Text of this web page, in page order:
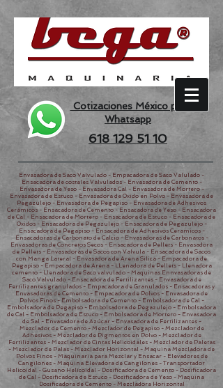
Cotizaciones México por
Whatsapp
618 129 51 10
Envasadora de Saco Valvulado - Empacadora de Saco Valulado -
Ensacadora de costales Valvulados - Envasadora de Cemento -
Envasadora de Yeso - Envasadora Cal - Envasadora de Mortero -
Envasadora de Estuco - Envasadora de Oxido en Polvo - Envasadora de
Pegazulejo - Envasadora de Pegapiso - Envasadora de Adhesivos
Cerámicos - Ensacadora de Cemento - Ensacadora de Yeso - Ensacadora
de Cal - Ensacadora de Mortero - Ensacadora de Estuco - Ensacadora de
Oxidos - Ensacadora de Pegazulejo - Ensacadora de Pegazulejo -
Ensacadora de Pegapiso - Ensacadora de Adhesivos Ceramicos -
Ensacadoras de Carbonato de Calcio - Envasadoras de Carbonatos -
Envasadoras de Concretos Secos - Ensacadora de Pellets - Envasadora
de Pellets - Envasadoras de Sacos con Valvula - Ensacadora de Sacos
con Manga Lateral - Envasadora de Arena Silica - Empacadora de
Pegapiso - Empacadora de Arena - LLenadora de Pellets - Llenadora
cemento - Llenadora de Saco valvulado - Maquinas Ennvasadoras de
Saco Valvulado - Ensacadora de Fertilizantes - Envasadora de
Fertilizantes granulados - Empacadora de Granulados - Ensacadoras y
Envasadoras de Cemento - Empacadora de Polvos - Envasadora de
Polvos Finos - Embolsadora de Cemento - Embolsadora de Cal -
Embolsadora de Pegapiso - Embolsadora de Pegazulejo - Embolsadora
de Cal - Embolsadora de Estuco - Embolsadora de Mortero - Envasadora
de Sal - Envasadora de Azúcar - Envasadora de Fertilizantes -
Mezclador de Cemento - Mezclador de Pegapiso - Mezclador de
Adhesivos - Mezclador de Pigmentos en Polvo - Mezclador de
Fertilizantes - Mezclador de Cintas Helicoidales - Mezclador de Paletas
- Mezclador de Palas - Mezclador Horizontal - Maquina Mezcladora de
Polvos Finos - Maquinaria para Mezclar y Ensacar - Elevadores de
Cangilones - Maquina Elevadora de Cangilones - Transportador
Helicoidal - Gusano Helicoidal - Dosificadora de Cemento - Dosificadora
de Cal - Dosificadora de Estuco - Dosificadora de Yeso - Maquina
Dosificadora de Cemento - Mezcladora Horizontal